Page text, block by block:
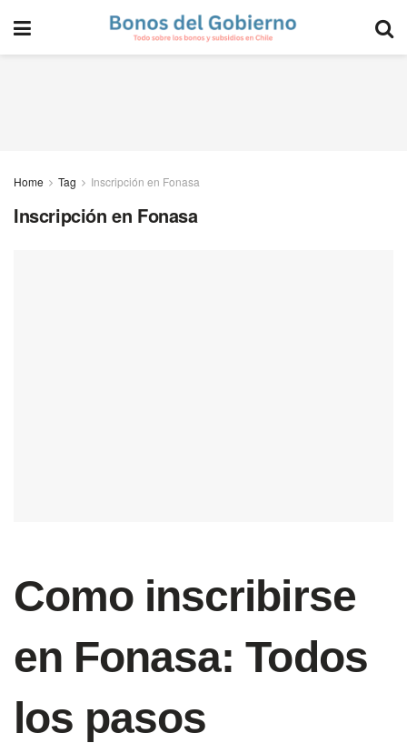
Home Tag Inscripción en Fonasa
Inscripción en Fonasa
Como inscribirse
en Fonasa: Todos
los pasos